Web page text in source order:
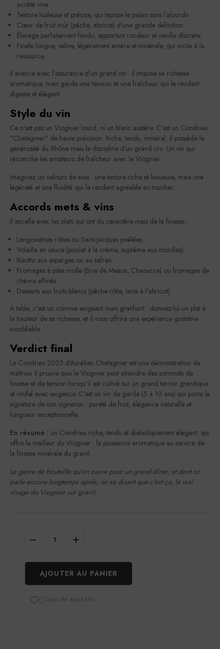
acidité vive.
Texture huileuse et précise, qui tapisse le palais sans l'alourdir.
Cœur de fruit mûr (pêche, abricot) d'une grande définition.
Élevage parfaitement fondu, apportant rondeur et vanille discrète.
Finale longue, saline, légèrement amère et minérale, qui incite à la
ressource.
Il avance avec l'assurance d'un grand vin : il impose sa richesse
aromatique, mais garde une tension et une fraîcheur qui le rendent
digeste et élégant.
Style du vin
Ce n'est pas un Viognier lourd, ni un blanc austère. C'est un Condrieu
"Chatagnier" de haute précision. Riche, tendu, minéral, il possède la
générosité du Rhône mais la discipline d'un grand cru. Un vin qui
réconcilie les amateurs de fraîcheur avec le Viognier.
Imaginez un velours de soie : une texture riche et luxueuse, mais une
légèreté et une fluidité qui le rendent agréable au toucher.
Accords mets & vins
Il excelle avec les plats qui ont du caractère mais de la finesse :
Langoustines rôties ou Saint-Jacques poêlées.
Volaille en sauce (poulet à la crème, suprême aux morilles).
Risotto aux asperges ou au safran.
Fromages à pâte molle (Brie de Meaux, Chaource) ou fromages de
chèvre affinés.
Desserts aux fruits blancs (pêche rôtie, tarte à l'abricot).
À table, c'est un convive exigeant mais gratifiant : donnez-lui un plat à
la hauteur de sa richesse, et il vous offrira une expérience gustative
inoubliable.
Verdict final
Le Condrieu 2025 d'Aurélien Chatagnier est une démonstration de
maîtrise. Il prouve que le Viognier peut atteindre des sommets de
finesse et de tension lorsqu'il est cultivé sur un grand terroir granitique
et vinifié avec exigence. C'est un vin de garde (5 à 10 ans) qui porte la
signature de son vigneron : pureté de fruit, élégance naturelle et
longueur exceptionnelle.
En résumé : un Condrieu riche, tendu et diaboliquement élégant, qui
offre le meilleur du Viognier : la puissance aromatique au service de
la finesse minérale du granit.
Le genre de bouteille qu'on ouvre pour un grand dîner, et dont on
parle encore longtemps après, en se disant que c'est ça, le vrai
visage du Viognier sur granit.
AJOUTER AU PANIER
 Liste de souhaits